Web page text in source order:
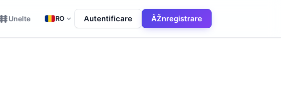
Unelte RO Autentificare ÃŽnregistrare